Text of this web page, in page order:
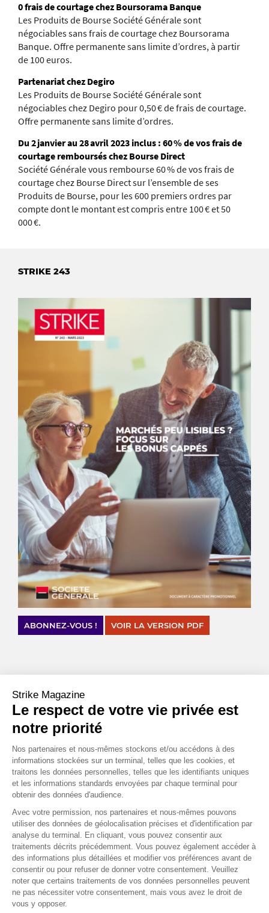
0 frais de courtage chez Boursorama Banque
Les Produits de Bourse Société Générale sont
négociables sans frais de courtage chez Boursorama
Banque. Offre permanente sans limite d’ordres, à partir
de 100 euros.
Partenariat chez Degiro
Les Produits de Bourse Société Générale sont
négociables chez Degiro pour 0,50 € de frais de courtage.
Offre permanente sans limite d’ordres.
Du 2 janvier au 28 avril 2023 inclus : 60 % de vos frais de
courtage remboursés chez Bourse Direct
Société Générale vous rembourse 60 % de vos frais de
courtage chez Bourse Direct sur l’ensemble de ses
Produits de Bourse, pour les 600 premiers ordres par
compte dont le montant est compris entre 100 € et 50
000 €.
STRIKE 243
ABONNEZ-VOUS ! VOIR LA VERSION PDF
2, 62Mds€
C’est le bénéfice net enregistré par Orange en 2022. Soit 3 fois
plus qu’en 2021 (778 millions d’euros).
Source : Le Figaro
60Mds€
C’est le montant de la dette annoncé par le fournisseur
d’électricité EDF après avoir publié ses résultats annuels. Une
année difficile causée par la guerre en Ukraine et le
renouvellement de son parc nucléaire.
Source : Le Figaro
500
Strike Magazine
Le respect de votre vie privée est
notre priorité
Nos partenaires et nous-mêmes stockons et/ou accédons à des
informations stockées sur un terminal, telles que les cookies, et
traitons les données personnelles, telles que les identifiants uniques
et les informations standards envoyées par chaque terminal pour
obtenir des données d'audience.
Avec votre permission, nos partenaires et nous-mêmes pouvons
utiliser des données de géolocalisation précises et d'identification par
analyse du terminal. En cliquant, vous pouvez consentir aux
traitements décrits précédemment. Vous pouvez également accéder à
des informations plus détaillées et modifier vos préférences avant de
consentir ou pour refuser de donner votre consentement. Veuillez
noter que certains traitements de vos données personnelles peuvent
ne pas nécessiter votre consentement, mais vous avez le droit de
vous y opposer.